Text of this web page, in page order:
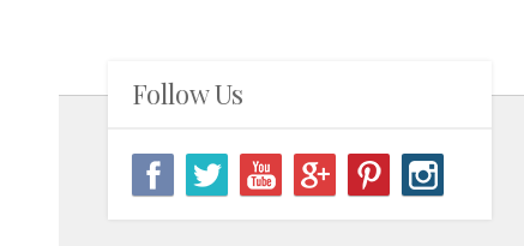
Follow Us